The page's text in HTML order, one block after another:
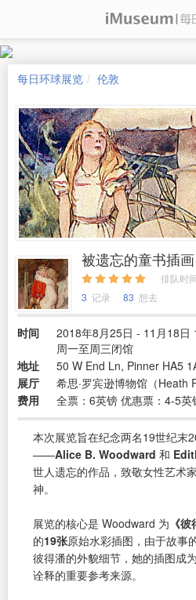
每日环球展览 伦敦
被遗忘的童书插
排队时
3 记录 83 想去
时间
2018年8月25日 - 11月18日
周一至周三闭馆
地址
50 W End Ln, Pinner HA5
展厅
希思·罗宾逊博物馆（Heath
费用
全票：6英镑 优惠票：4-5英
本次展览旨在纪念两名19世纪末
——Alice B. Woodward 和
世人遗忘的作品，致敬女性艺术
神。
展览的核心是 Woodward 为 《彼
的19张原始水彩插图，由于故事
彼得潘的外貌细节，她的插图成
诠释的重要参考来源。